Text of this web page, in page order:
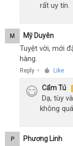
rất uy tín.
M Mỹ Duyên
Tuyệt vời, mới
hàng.
Reply ● Like
Cẩm Tú
Dạ, tùy
không
P Phương Linh